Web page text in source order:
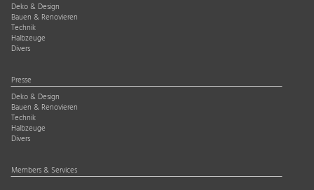
Deko & Design
Bauen & Renovieren
Technik
Halbzeuge
Divers
Presse
Deko & Design
Bauen & Renovieren
Technik
Halbzeuge
Divers
Members & Services